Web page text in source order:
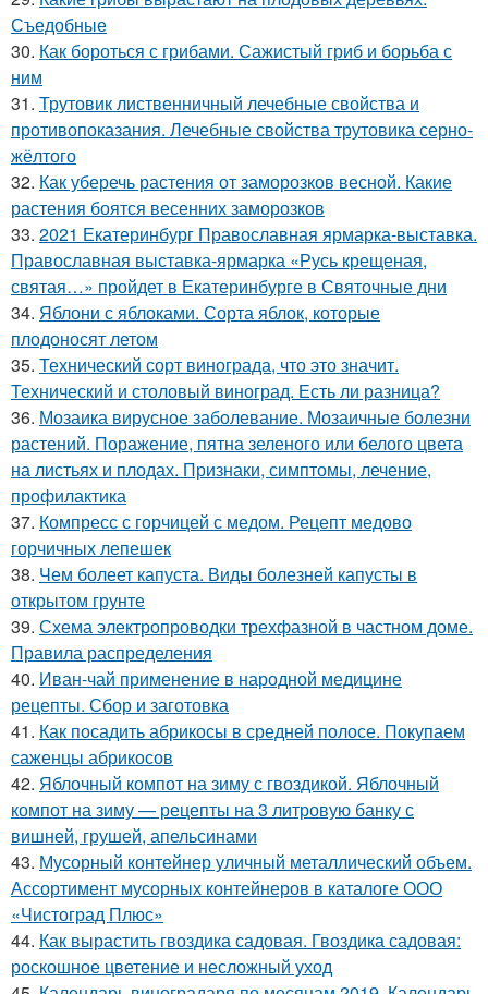
Съедобные
30. Как бороться с грибами. Сажистый гриб и борьба с
ним
31. Трутовик лиственничный лечебные свойства и
противопоказания. Лечебные свойства трутовика серно-
жёлтого
32. Как уберечь растения от заморозков весной. Какие
растения боятся весенних заморозков
33. 2021 Екатеринбург Православная ярмарка-выставка.
Православная выставка-ярмарка «Русь крещеная,
святая…» пройдет в Екатеринбурге в Святочные дни
34. Яблони с яблоками. Сорта яблок, которые
плодоносят летом
35. Технический сорт винограда, что это значит.
Технический и столовый виноград. Есть ли разница?
36. Мозаика вирусное заболевание. Мозаичные болезни
растений. Поражение, пятна зеленого или белого цвета
на листьях и плодах. Признаки, симптомы, лечение,
профилактика
37. Компресс с горчицей с медом. Рецепт медово
горчичных лепешек
38. Чем болеет капуста. Виды болезней капусты в
открытом грунте
39. Схема электропроводки трехфазной в частном доме.
Правила распределения
40. Иван-чай применение в народной медицине
рецепты. Сбор и заготовка
41. Как посадить абрикосы в средней полосе. Покупаем
саженцы абрикосов
42. Яблочный компот на зиму с гвоздикой. Яблочный
компот на зиму — рецепты на 3 литровую банку с
вишней, грушей, апельсинами
43. Мусорный контейнер уличный металлический объем.
Ассортимент мусорных контейнеров в каталоге ООО
«Чистоград Плюс»
44. Как вырастить гвоздика садовая. Гвоздика садовая:
роскошное цветение и несложный уход